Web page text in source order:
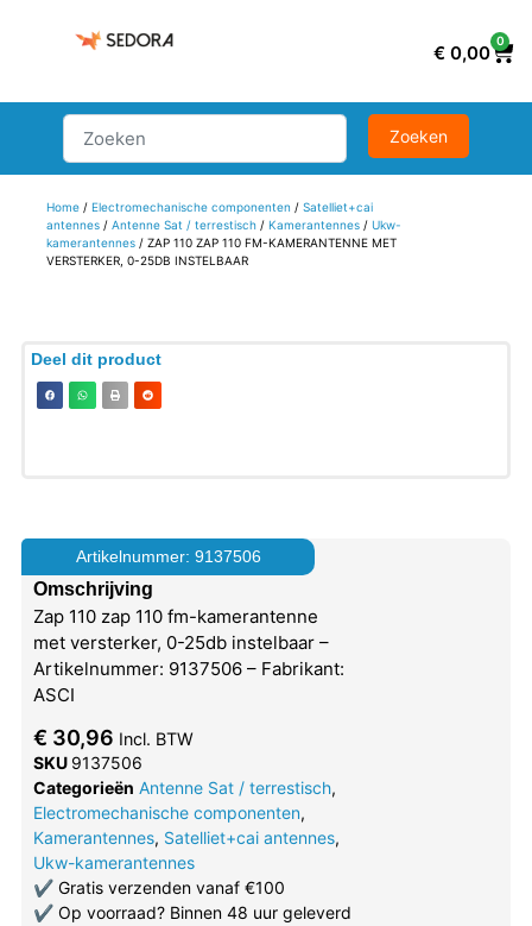
€ 0,00
0
Home/ Electromechanische componenten / Satelliet+cai
antennes/ Antenne Sat / terrestisch/ Kamerantennes/ Ukw-
kamerantennes/ ZAP 110 ZAP 110 FM-KAMERANTENNE MET
VERSTERKER, 0-25DB INSTELBAAR
Deel dit product
Artikelnummer: 9137506
Omschrijving
Zap 110 zap 110 fm-kamerantenne
met versterker, 0-25db instelbaar –
Artikelnummer: 9137506 – Fabrikant:
ASCI
€ 30,96 Incl. BTW
SKU 9137506
Categorieën Antenne Sat / terrestisch,
Electromechanische componenten,
Kamerantennes, Satelliet+cai antennes,
Ukw-kamerantennes
✔Gratis verzenden vanaf €100
✔Op voorraad? Binnen 48 uur geleverd